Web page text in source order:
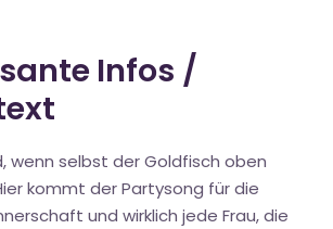
Infos /
wenn selbst der Goldfisch oben
kommt der Partysong für die
und wirklich jede Frau, die